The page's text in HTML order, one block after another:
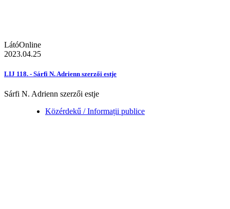
LátóOnline
2023.04.25
LIJ 118. - Sárfi N. Adrienn szerzői estje
Sárfi N. Adrienn szerzői estje
Közérdekű / Informații publice